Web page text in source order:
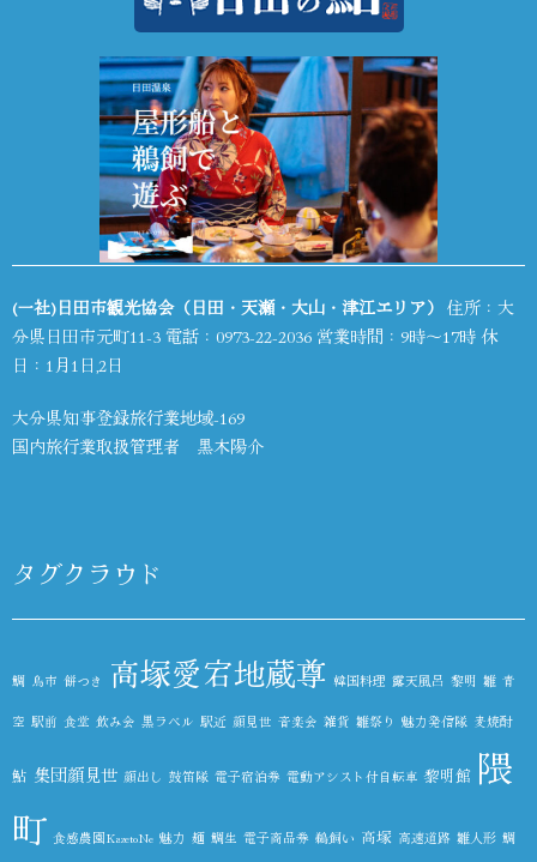
(一社)日田市観光協会（日田・天瀬・大山・津江エリア） 住所：大
分県日田市元町11-3 電話： 0973-22-2036 営業時間：9時～17時 休
日：1月1日,2日
大分県知事登録旅行業地域-169
国内旅行業取扱管理者 黒木陽介
タグクラウド
鯛 鳥市 餅つき 高塚愛宕地蔵尊 韓国料理 露天風呂 黎明 雛 青
空 駅前 食堂 飲み会 黒ラベル 駅近 顔見世 音楽会 雑貨 雛祭り 魅力発信隊 麦焼酎
鮎 集団顔見世 顔出し 鼓笛隊 電子宿泊券 電動アシスト付自転車 黎明館 隈
町 食感農園KazetoNe 魅力 麺 鯛生 電子商品券 鵜飼い 高塚 高速道路 雛人形 鯛